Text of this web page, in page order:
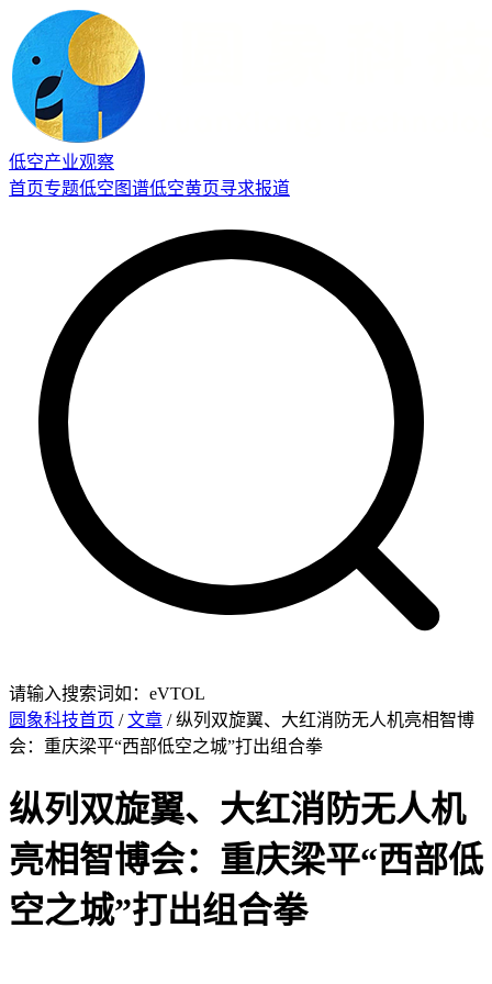
低空产业观察
首页专题低空图谱低空黄页寻求报道
请输入搜索词如：eVTOL
圆象科技首页 /文章 / 纵列双旋翼、大红消防无人机亮相智博
会：重庆梁平“西部低空之城”打出组合拳
纵列双旋翼、大红消防无人机
亮相智博会：重庆梁平“西部低
空之城”打出组合拳